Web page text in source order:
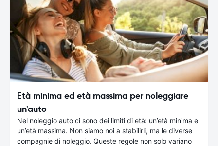
Età minima ed età massima per noleggiare
un'auto
Nel noleggio auto ci sono dei limiti di età: un’età minima e
un’età massima. Non siamo noi a stabilirli, ma le diverse
compagnie di noleggio. Queste regole non solo variano